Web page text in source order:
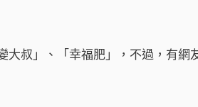
大叔」、「幸福肥」，不過，有